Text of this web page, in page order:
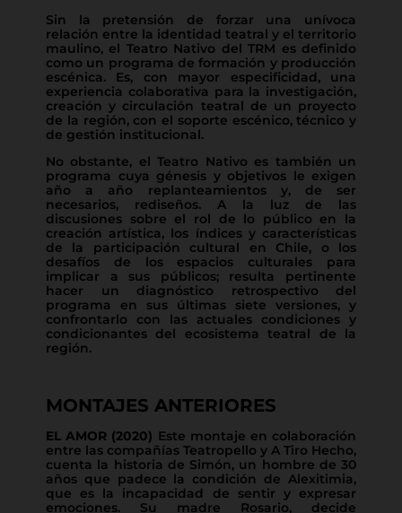
Sin la pretensión de forzar una unívoca
relación entre la identidad teatral y el territorio
maulino, el Teatro Nativo del TRM es definido
como un programa de formación y producción
escénica. Es, con mayor especificidad, una
experiencia colaborativa para la investigación,
creación y circulación teatral de un proyecto
de la región, con el soporte escénico, técnico y
de gestión institucional.
No obstante, el Teatro Nativo es también un
programa cuya génesis y objetivos le exigen
año a año replanteamientos y, de ser
necesarios, rediseños. A la luz de las
discusiones sobre el rol de lo público en la
creación artística, los índices y características
de la participación cultural en Chile, o los
desafíos de los espacios culturales para
implicar a sus públicos; resulta pertinente
hacer un diagnóstico retrospectivo del
programa en sus últimas siete versiones, y
confrontarlo con las actuales condiciones y
condicionantes del ecosistema teatral de la
región.
MONTAJES ANTERIORES
EL AMOR (2020) Este montaje en colaboración
entre las compañías Teatropello y A Tiro Hecho,
cuenta la historia de Simón, un hombre de 30
años que padece la condición de Alexitimia,
que es la incapacidad de sentir y expresar
emociones. Su madre Rosario, decide